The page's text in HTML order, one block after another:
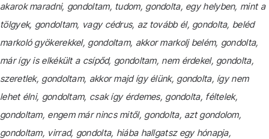
akarok maradni, gondoltam, tudom, gondolta, egy helyben, mint a
tölgyek, gondoltam, vagy cédrus, az tovább él, gondolta, beléd
markoló gyökerekkel, gondoltam, akkor markolj belém, gondolta,
már így is elkékült a csípőd, gondoltam, nem érdekel, gondolta,
szeretlek, gondoltam, akkor majd így élünk, gondolta, így nem
lehet élni, gondoltam, csak így érdemes, gondolta, féltelek,
gondoltam, engem már nincs mitől, gondolta, azt gondolom,
gondoltam, virrad, gondolta, hiába hallgatsz egy hónapja,